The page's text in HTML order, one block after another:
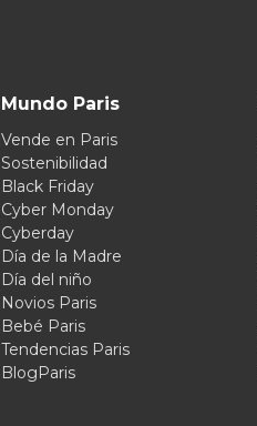
Mundo Paris
Vende en Paris
Sostenibilidad
Black Friday
Cyber Monday
Cyberday
Día de la Madre
Día del niño
Novios Paris
Bebé Paris
Tendencias Paris
BlogParis